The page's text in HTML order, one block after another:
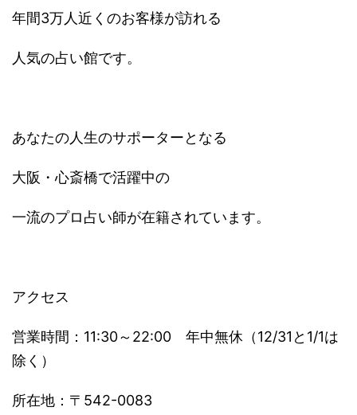
年間3万人近くのお客様が訪れる
人気の占い館です。
あなたの人生のサポーターとなる
大阪・心斎橋で活躍中の
一流のプロ占い師が在籍されています。
アクセス
営業時間：11:30～22:00 年中無休（12/31と1/1は
除く）
所在地：〒542-0083